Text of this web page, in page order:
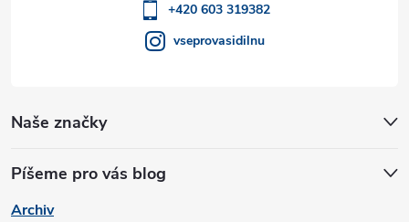
Naše značky
Píšeme pro vás blog
Archiv
+420 603 319382
vseprovasidilnu